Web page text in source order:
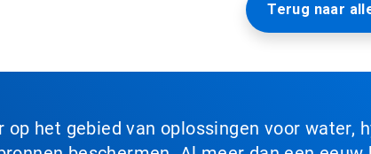
Terug naar
op het gebied van oplossingen voor